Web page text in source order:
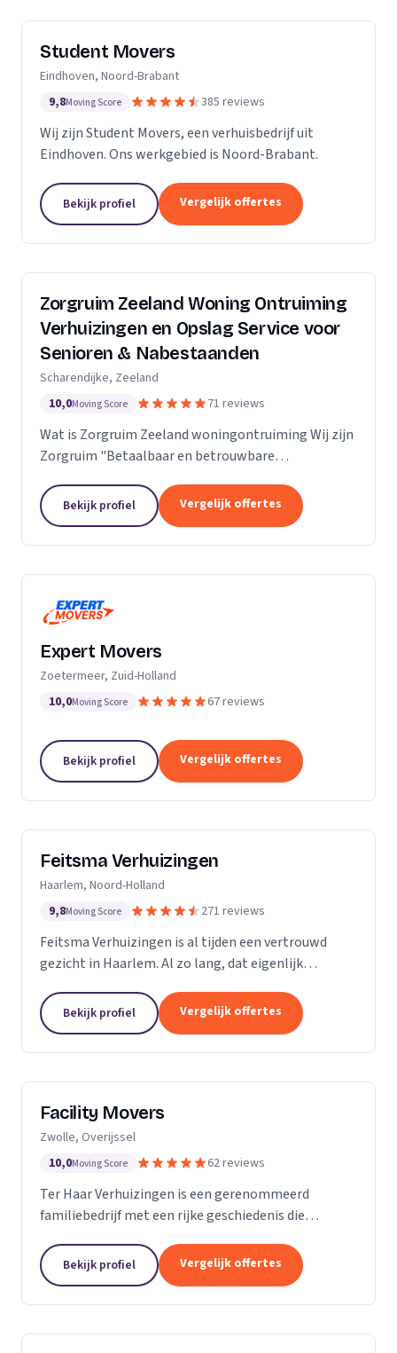
Student Movers
Eindhoven, Noord-Brabant
9,8Moving Score 385 reviews
Wij zijn Student Movers, een verhuisbedrijf uit
Eindhoven. Ons werkgebied is Noord-Brabant.
Bekijk profiel Vergelijk offertes
Zorgruim Zeeland Woning Ontruiming
Verhuizingen en Opslag Service voor
Senioren & Nabestaanden
Scharendijke, Zeeland
10,0Moving Score 71 reviews
Wat is Zorgruim Zeeland woningontruiming Wij zijn
Zorgruim "Betaalbaar en betrouwbare
kleine verhuizingen.” Onze Kwaliteit is namelijk zo
ongelofelijk...
Bekijk profiel Vergelijk offertes
Expert Movers
Zoetermeer, Zuid-Holland
10,0Moving Score 67 reviews
Bekijk profiel Vergelijk offertes
Feitsma Verhuizingen
Haarlem, Noord-Holland
9,8Moving Score 271 reviews
Feitsma Verhuizingen is al tijden een vertrouwd
gezicht in Haarlem. Al zo lang, dat eigenlijk
ooit begonnen is met verhuizen. De eerste
advertenties van...
Bekijk profiel Vergelijk offertes
Facility Movers
Zwolle, Overijssel
10,0Moving Score 62 reviews
Ter Haar Verhuizingen is een gerenommeerd
familiebedrijf met een rijke geschiedenis die
gespecialiseerd in het bieden van naadloze en
zorgeloze verhuisdiensten...
Bekijk profiel Vergelijk offertes